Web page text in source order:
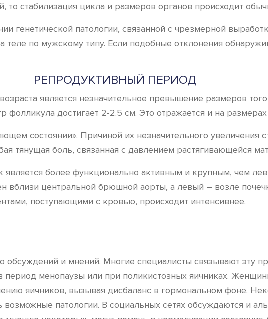
стабилизация цикла и размеров органов происходит
генетической патологии, связанной с чрезмерной
по мужскому типу. Если подобные отклонения
РЕПРОДУКТИВНЫЙ ПЕРИОД
является незначительное превышение размеров
достигает 2-2.5 см. Это отражается и на размерах
состоянии». Причиной их незначительного увеличения
тянущая боль, связанная с давлением растягивающейся
более функционально активным и крупным, чем
вблизи центральной брюшной аорты, а левый – возле
поступающими с кровью, происходит интенсивнее.
и мнений. Многие специалисты связывают эту
период менопаузы или при поликистозных яичниках.
яичников, вызывая дисбаланс в гормональном фоне.
патологии. В социальных сетях обсуждаются и